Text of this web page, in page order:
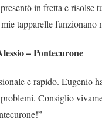
in fretta e risolse
tapparelle funzionano
– Pontecurone
e rapido. Eugenio
Consiglio